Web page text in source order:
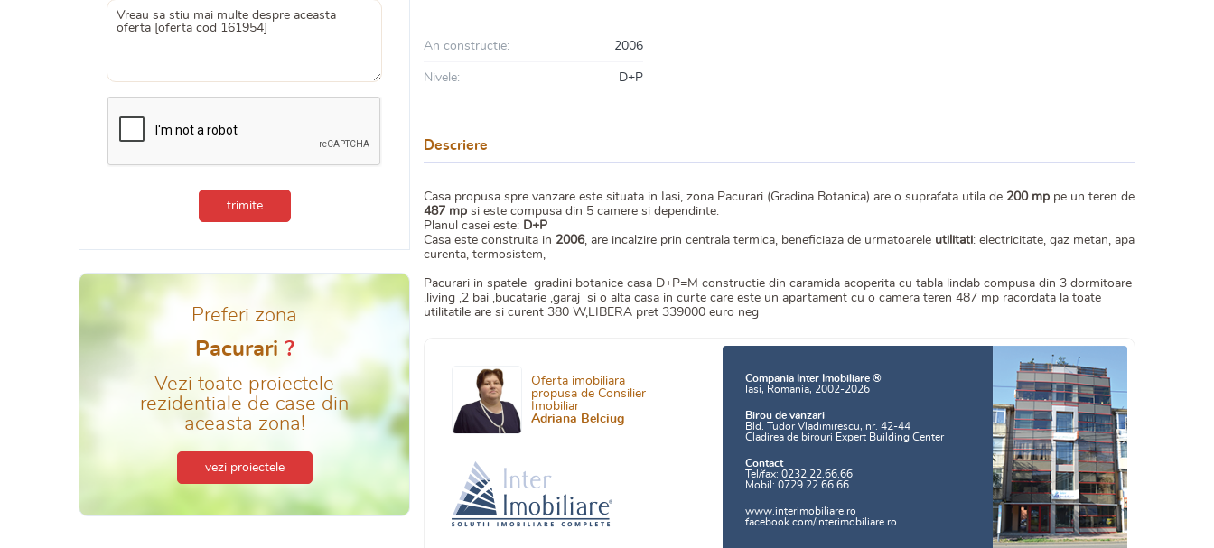
trimite
Preferi zona
Pacurari ?
Vezi toate proiectele
rezidentiale de case din
aceasta zona!
vezi proiectele
An constructie: 2006
Nivele: D+P
Descriere
Casa propusa spre vanzare este situata in Iasi, zona Pacurari (Gradina Botanica) are o suprafata utila de 200 mp pe un teren de
487 mp si este compusa din 5 camere si dependinte.
Planul casei este: D+P
Casa este construita in 2006, are incalzire prin centrala termica, beneficiaza de urmatoarele utilitati: electricitate, gaz metan, apa
curenta, termosistem,
Pacurari in spatele gradini botanice casa D+P=M constructie din caramida acoperita cu tabla lindab compusa din 3 dormitoare
,living ,2 bai ,bucatarie ,garaj si o alta casa in curte care este un apartament cu o camera teren 487 mp racordata la toate
utilitatile are si curent 380 W,LIBERA pret 339000 euro neg
Oferta imobiliara
propusa de Consilier
Imobiliar
Adriana Belciug
Compania Inter Imobiliare ®
Iasi, Romania, 2002-2026
Birou de vanzari
Bld. Tudor Vladimirescu, nr. 42-44
Cladirea de birouri Expert Building Center
Contact
Tel/fax: 0232.22.66.66
Mobil: 0729.22.66.66
www.interimobiliare.ro
facebook.com/interimobiliare.ro